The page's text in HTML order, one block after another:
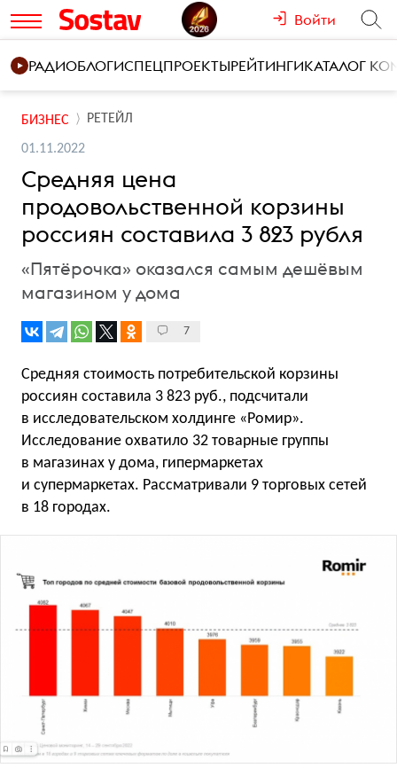
Войти
РАДИОБЛОГИСПЕЦПРОЕКТЫРЕЙТИНГИКАТАЛОГ
БИЗНЕС РЕТЕЙЛ
01.11.2022
Средняя цена
продовольственной корзины
россиян составила 3 823 рубля
«Пятёрочка» оказался самым дешёвым
магазином у дома
7
Средняя стоимость потребительской корзины
россиян составила 3 823 руб., подсчитали
в исследовательском холдинге «Ромир».
Исследование охватило 32 товарные группы
в магазинах у дома, гипермаркетах
и супермаркетах. Рассматривали 9 торговых сетей
в 18 городах.